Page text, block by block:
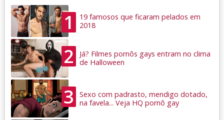
1
19 famosos que ficaram pelados em
2018
2
Já? Filmes pornôs gays entram no clima
de Halloween
3
Sexo com padrasto, mendigo dotado,
na favela... Veja HQ pornô gay